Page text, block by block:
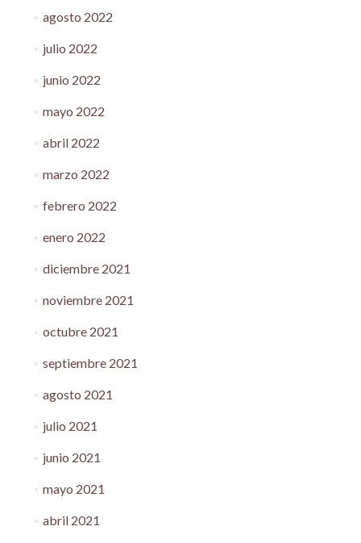
agosto 2022
julio 2022
junio 2022
mayo 2022
abril 2022
marzo 2022
febrero 2022
enero 2022
diciembre 2021
noviembre 2021
octubre 2021
septiembre 2021
agosto 2021
julio 2021
junio 2021
mayo 2021
abril 2021